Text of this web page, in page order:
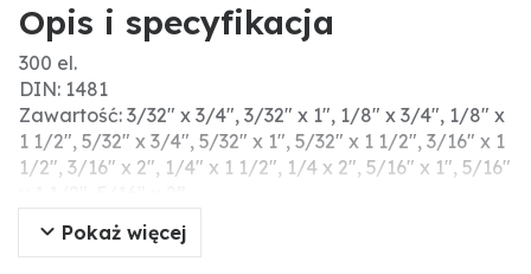
Opis i specyfikacja
300 el.
DIN: 1481
Zawartość: 3/32" x 3/4", 3/32" x 1", 1/8" x 3/4", 1/8" x
1 1/2", 5/32" x 3/4", 5/32" x 1", 5/32" x 1 1/2", 3/16" x 1
1/2", 3/16" x 2", 1/4" x 1 1/2", 1/4 x 2", 5/16" x 1", 5/16"
Opakowanie: Kunststoffkoffer
Pokaż więcej